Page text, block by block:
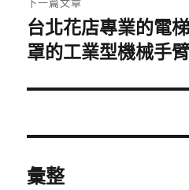
下
一
文
台北花店專業的電
罩的工業型機械手臂
彙整